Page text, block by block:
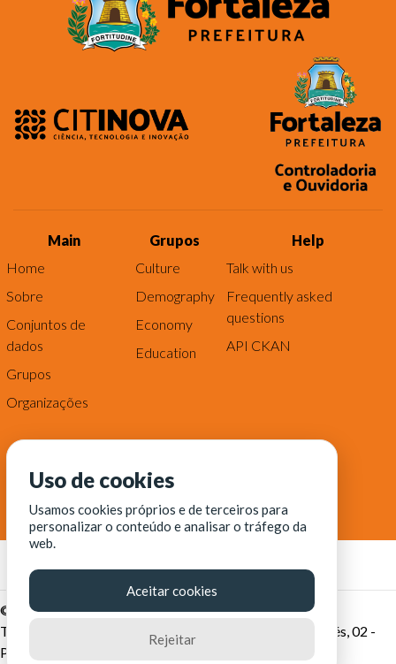
Main
Home
Sobre
Conjuntos de
dados
Grupos
Organizações
Grupos
Culture
Demography
Economy
Education
Help
Talk with us
Frequently asked
questions
API CKAN
© Fortaleza Digital || CITINOVA - Fundação de Ciência,
Tecnologia e Inovação de Fortaleza - Rua dos Tremembés, 02 -
Praia de Iracema - Fortaleza-CE
Uso de cookies
Usamos cookies próprios e de terceiros para
personalizar o conteúdo e analisar o tráfego da
web.
Aceitar cookies
Rejeitar